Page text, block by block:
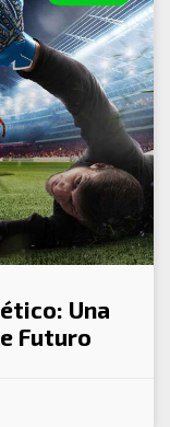
Una
Futuro